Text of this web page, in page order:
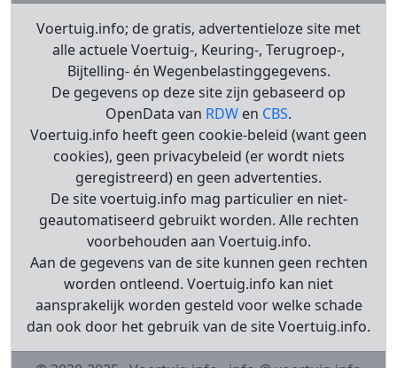
Voertuig.info; de gratis, advertentieloze site met
alle actuele Voertuig-, Keuring-, Terugroep-,
Bijtelling- én Wegenbelastinggegevens.
De gegevens op deze site zijn gebaseerd op
OpenData van RDW en CBS.
Voertuig.info heeft geen cookie-beleid (want geen
cookies), geen privacybeleid (er wordt niets
geregistreerd) en geen advertenties.
De site voertuig.info mag particulier en niet-
geautomatiseerd gebruikt worden. Alle rechten
voorbehouden aan Voertuig.info.
Aan de gegevens van de site kunnen geen rechten
worden ontleend. Voertuig.info kan niet
aansprakelijk worden gesteld voor welke schade
dan ook door het gebruik van de site Voertuig.info.